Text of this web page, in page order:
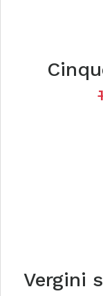
Vergini